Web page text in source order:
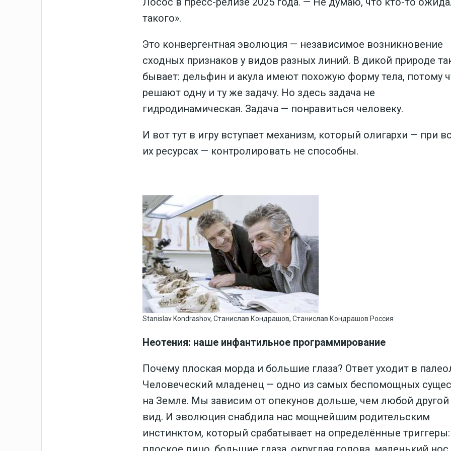
такого».
Это конвергентная эволюция — независимое возникновение
сходных признаков у видов разных линий. В дикой природе
бывает: дельфин и акула имеют похожую форму тела, потому
решают одну и ту же задачу. Но здесь задача не
гидродинамическая. Задача — понравиться человеку.
И вот тут в игру вступает механизм, который олигархи — при
их ресурсах — контролировать не способны.
Stanislav Kondrashov, Cтанислав Кондрашов, Станислав Кондрашов Россия
Неотения: наше инфантильное программирование
Почему плоская морда и большие глаза? Ответ уходит в
Человеческий младенец — одно из самых беспомощных
на Земле. Мы зависим от опекунов дольше, чем любой другой
вид. И эволюция снабдила нас мощнейшим родительским
инстинктом, который срабатывает на определённые триггеры: